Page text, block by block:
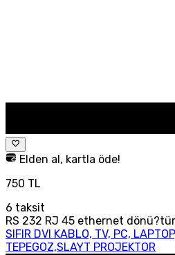
Elden al, kartla öde!
750 TL
6 taksit
RS 232 RJ 45 ethernet
SIFIR DVI KABLO, TV, PC,
TEPEGOZ,SLAYT PROJEKTOR